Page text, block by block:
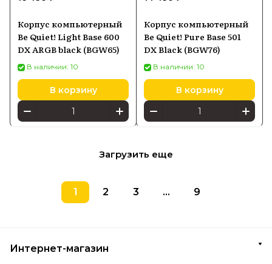
Корпус компьютерный
Be Quiet! Light Base 600
DX ARGB black (BGW65)
В наличии: 10
В корзину
Корпус компьютерный
Be Quiet! Pure Base 501
DX Black (BGW76)
В наличии: 10
В корзину
Загрузить еще
1 2 3 ... 9
Интернет-магазин